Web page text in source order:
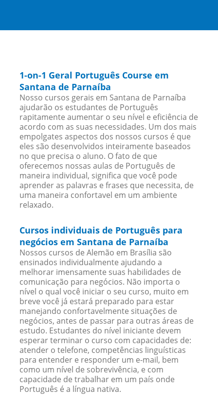
1-on-1 Geral Português Course em
Santana de Parnaíba
Nosso cursos gerais em Santana de Parnaíba
ajudarão os estudantes de Português
rapitamente aumentar o seu nível e eficiência de
acordo com as suas necessidades. Um dos mais
empolgates aspectos dos nossos cursos é que
eles são desenvolvidos inteiramente baseados
no que precisa o aluno. O fato de que
oferecemos nossas aulas de Português de
maneira individual, significa que você pode
aprender as palavras e frases que necessita, de
uma maneira confortavel em um ambiente
relaxado.
Cursos individuais de Português para
negócios em Santana de Parnaíba
Nossos cursos de Alemão em Brasília são
ensinados individualmente ajudando a
melhorar imensamente suas habilidades de
comunicação para negócios. Não importa o
nível o qual você iniciar o seu curso, muito em
breve você já estará preparado para estar
manejando confortavelmente situações de
negócios, antes de passar para outras áreas de
estudo. Estudantes do nível iniciante devem
esperar terminar o curso com capacidades de:
atender o telefone, competências linguísticas
para entender e responder um e-mail, bem
como um nível de sobrevivência, e com
capacidade de trabalhar em um país onde
Português é a língua nativa.